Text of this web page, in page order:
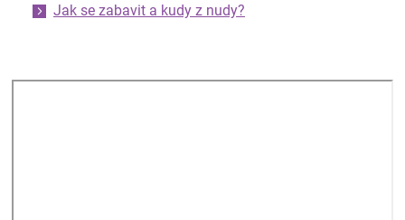
Jak se zabavit a kudy z nudy?